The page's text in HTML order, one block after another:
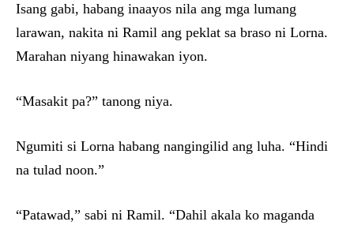
Isang gabi, habang inaayos nila ang mga lumang
larawan, nakita ni Ramil ang peklat sa braso ni Lorna.
Marahan niyang hinawakan iyon.
“Masakit pa?” tanong niya.
Ngumiti si Lorna habang nangingilid ang luha. “Hindi
na tulad noon.”
“Patawad,” sabi ni Ramil. “Dahil akala ko maganda